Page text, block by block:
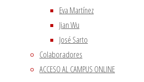
Eva Martínez
Jian Wu
José Sarto
Colaboradores
ACCESO AL CAMPUS ONLINE
Escuela de acupuntura y
Aviso Legal|
Política de privacidad